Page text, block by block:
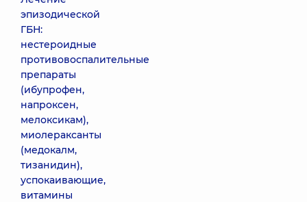
эпизодической
ГБН:
нестероидные
противовоспалительные
препараты
(ибупрофен,
напроксен,
мелоксикам),
миолераксанты
(медокалм,
тизанидин),
успокаивающие,
витамины